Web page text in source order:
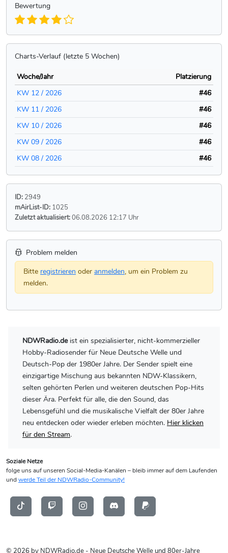
Bewertung
Charts-Verlauf (letzte 5 Wochen)
Woche/Jahr
Platzierung
KW 12 / 2026
#46
KW 11 / 2026
#46
KW 10 / 2026
#46
KW 09 / 2026
#46
KW 08 / 2026
#46
ID: 2949
mAirList-ID: 1025
Zuletzt aktualisiert:06.08.2026 12:17 Uhr
Problem melden
Bitte registrieren oder anmelden, um ein Problem zu
melden.
NDWRadio.deist ein spezialisierter, nicht-kommerzieller
Hobby-Radiosender für Neue Deutsche Welle und
Deutsch-Pop der 1980er Jahre. Der Sender spielt eine
einzigartige Mischung aus bekannten NDW-Klassikern,
selten gehörten Perlen und weiteren deutschen Pop-Hits
dieser Ära. Perfekt für alle, die den Sound, das
Lebensgefühl und die musikalische Vielfalt der 80er Jahre
neu entdecken oder wieder erleben möchten. Hier klicken
für den Stream.
Soziale Netze
folge uns auf unseren Social-Media-Kanälen – bleib immer auf dem Laufenden
und werde Teil der NDWRadio-Community!
© 2026 by NDWRadio.de - Neue Deutsche Welle und 80er-Jahre